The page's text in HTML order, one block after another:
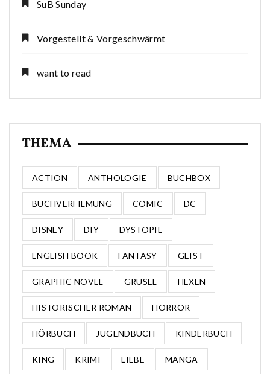
SuB Sunday
Vorgestellt & Vorgeschwärmt
want to read
THEMA
ACTION ANTHOLOGIE BUCHBOX
BUCHVERFILMUNG COMIC DC
DISNEY DIY DYSTOPIE
ENGLISH BOOK FANTASY GEIST
GRAPHIC NOVEL GRUSEL HEXEN
HISTORISCHER ROMAN HORROR
HÖRBUCH JUGENDBUCH KINDERBUCH
KING KRIMI LIEBE MANGA